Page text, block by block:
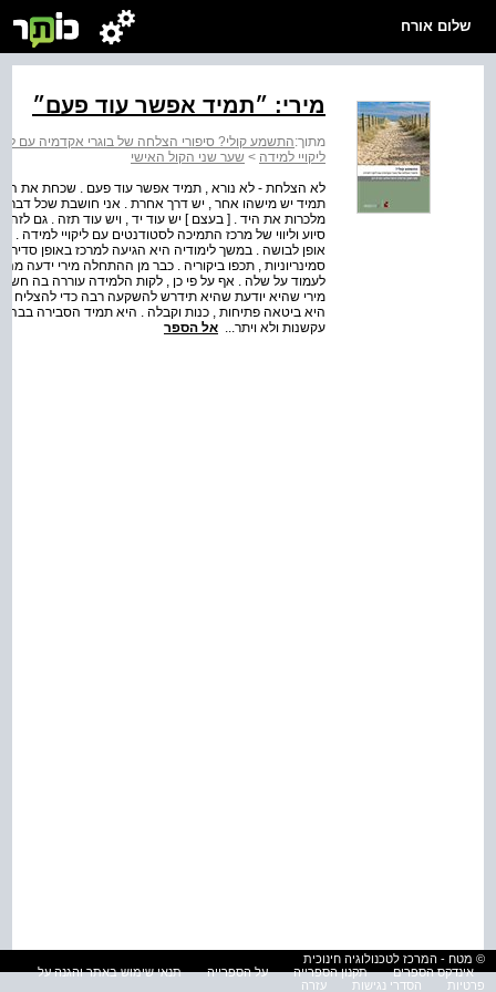
שלום אורח
מירי: ״תמיד אפשר עוד פעם״
מתוך:התשמע קולי? סיפורי הצלחה של בוגרי אקדמיה עם
ליקויי למידה > שער שני הקול האישי
לא הצלחת - לא נורא , תמיד אפשר עוד פעם . שכחת את
תמיד יש מישהו אחר , יש דרך אחרת . אני חושבת שכל דבר
מלכרות את היד . [ בעצם ] יש עוד יד , ויש עוד תזה . גם לזה
סיוע וליווי של מרכז התמיכה לסטודנטים עם ליקויי למידה
אופן לבושה . במשך לימודיה היא הגיעה למרכז באופן
סמינריוניות , תכפו ביקוריה . כבר מן ההתחלה מירי ידעה
לעמוד על שלה . אף על פי כן , לקות הלמידה עוררה בה חשש
מירי שהיא יודעת שהיא תידרש להשקעה רבה כדי להצליח
היא ביטאה פתיחות , כנות וקבלה . היא תמיד הסבירה
עקשנות ולא ויתר... אל הספר
© מטח - המרכז לטכנולוגיה חינוכית
אינדקס הספרים
תקנון הספרייה על הספרייה
תנאי שימוש באתר והגנה על
פרטיות
הסדרי נגישות עזרה